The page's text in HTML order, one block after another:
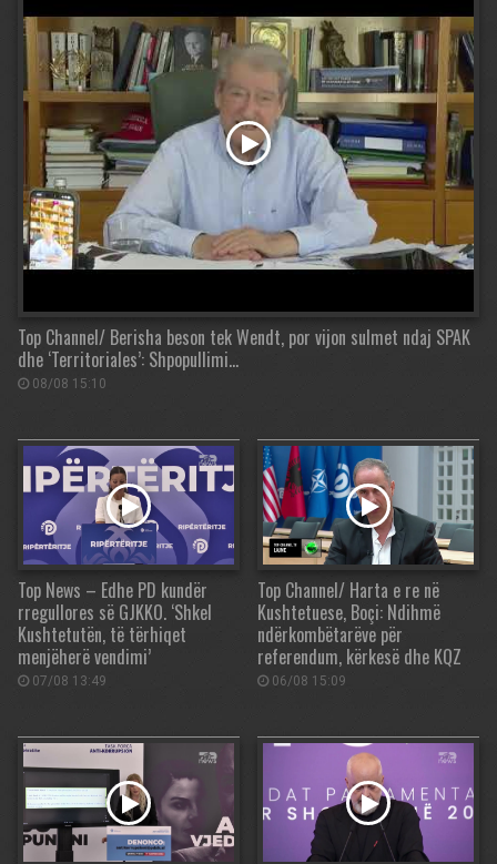
Top Channel/ Berisha beson tek Wendt, por vijon sulmet ndaj SPAK
dhe ‘Territoriales’: Shpopullimi…
08/08 15:10
Top News – Edhe PD kundër
rregullores së GJKKO. ‘Shkel
Kushtetutën, të tërhiqet
menjëherë vendimi’
07/08 13:49
Top Channel/ Harta e re në
Kushtetuese, Boçi: Ndihmë
ndërkombëtarëve për
referendum, kërkesë dhe KQZ
06/08 15:09